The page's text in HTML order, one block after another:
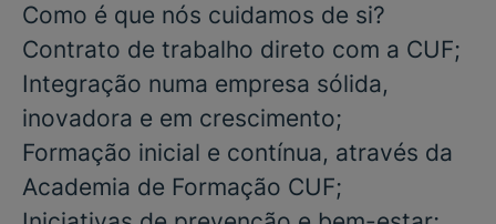
Como é que nós cuidamos de si?
Contrato de trabalho direto com a CUF;
Integração numa empresa sólida,
inovadora e em crescimento;
Formação inicial e contínua, através da
Academia de Formação CUF;